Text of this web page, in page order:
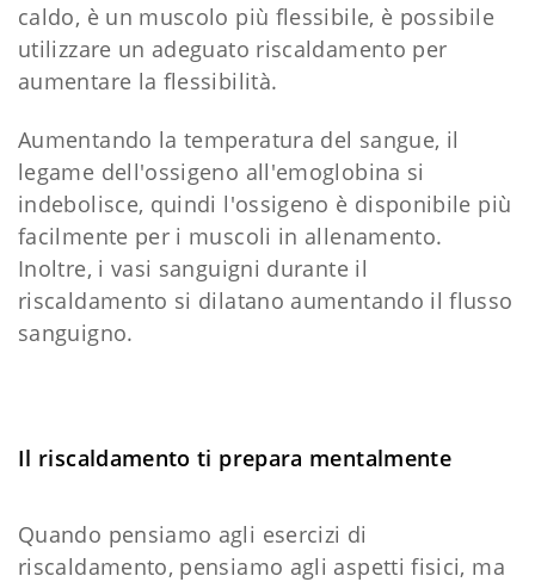
caldo, è un muscolo più flessibile, è possibile
utilizzare un adeguato riscaldamento per
aumentare la flessibilità.
Aumentando la temperatura del sangue, il
legame dell'ossigeno all'emoglobina si
indebolisce, quindi l'ossigeno è disponibile più
facilmente per i muscoli in allenamento.
Inoltre, i vasi sanguigni durante il
riscaldamento si dilatano aumentando il flusso
sanguigno.
Il riscaldamento ti prepara mentalmente
Quando pensiamo agli esercizi di
riscaldamento, pensiamo agli aspetti fisici, ma